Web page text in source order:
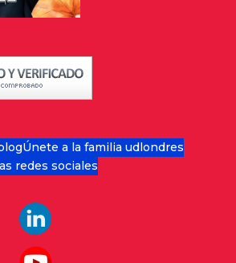
Únete a la familia udlondres
redes sociales